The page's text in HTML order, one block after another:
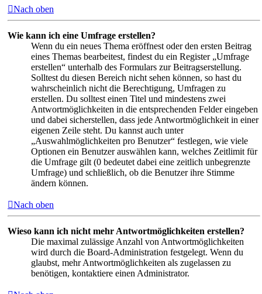
Nach oben
Wie kann ich eine Umfrage erstellen?
Wenn du ein neues Thema eröffnest oder den ersten Beitrag
eines Themas bearbeitest, findest du ein Register „Umfrage
erstellen“ unterhalb des Formulars zur Beitragserstellung.
Solltest du diesen Bereich nicht sehen können, so hast du
wahrscheinlich nicht die Berechtigung, Umfragen zu
erstellen. Du solltest einen Titel und mindestens zwei
Antwortmöglichkeiten in die entsprechenden Felder eingeben
und dabei sicherstellen, dass jede Antwortmöglichkeit in einer
eigenen Zeile steht. Du kannst auch unter
„Auswahlmöglichkeiten pro Benutzer“ festlegen, wie viele
Optionen ein Benutzer auswählen kann, welches Zeitlimit für
die Umfrage gilt (0 bedeutet dabei eine zeitlich unbegrenzte
Umfrage) und schließlich, ob die Benutzer ihre Stimme
ändern können.
Nach oben
Wieso kann ich nicht mehr Antwortmöglichkeiten erstellen?
Die maximal zulässige Anzahl von Antwortmöglichkeiten
wird durch die Board-Administration festgelegt. Wenn du
glaubst, mehr Antwortmöglichkeiten als zugelassen zu
benötigen, kontaktiere einen Administrator.